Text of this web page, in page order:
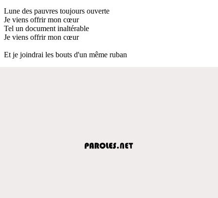
Lune des pauvres toujours ouverte
Je viens offrir mon cœur
Tel un document inaltérable
Je viens offrir mon cœur
Et je joindrai les bouts d'un même ruban